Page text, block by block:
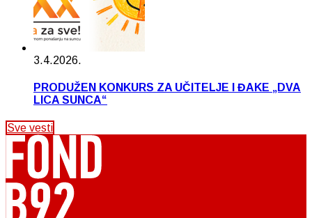
3.4.2026.
PRODUŽEN KONKURS ZA UČITELJE I ĐAKE „DVA
LICA SUNCA“
Sve vesti